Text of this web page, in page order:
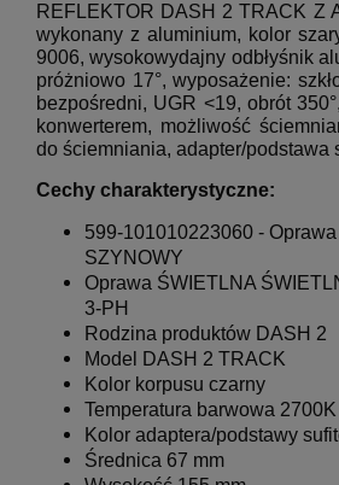
REFLEKTOR DASH 2 TRACK Z
wykonany z aluminium, kolor
9006, wysokowydajny odbłyśnik
próżniowo 17°, wyposażenie:
bezpośredni, UGR <19, obrót
konwerterem, możliwość
do ściemniania, adapter/podstawa
Cechy charakterystyczne:
599-101010223060 -
SZYNOWY
Oprawa ŚWIETLNA
3-PH
Rodzina produktów DASH 2
Model DASH 2 TRACK
Kolor korpusu czarny
Temperatura barwowa 2700K
Kolor adaptera/podstawy
Średnica 67 mm